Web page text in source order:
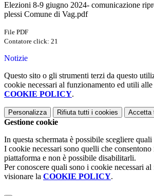
Elezioni 8-9 giugno 2024- comunicazione
plessi Comune di Vag.pdf
File PDF
Contatore click: 21
Notizie
Questo sito o gli strumenti terzi da questo
cookie necessari al funzionamento ed utili
COOKIE POLICY.
Personalizza Rifiuta tutti i cookies Accetta
Gestione cookie
In questa schermata è possibile scegliere
I cookie necessari sono quelli che
piattaforma e non è possibile disabilitarli.
Per conoscere quali sono i cookie necessari
visionare la COOKIE POLICY.